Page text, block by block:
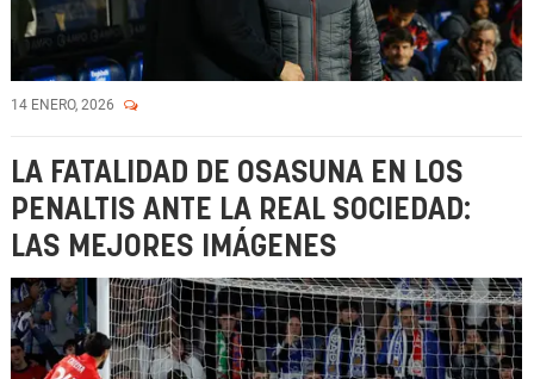
14 ENERO, 2026
LA FATALIDAD DE OSASUNA EN LOS
PENALTIS ANTE LA REAL SOCIEDAD:
LAS MEJORES IMÁGENES